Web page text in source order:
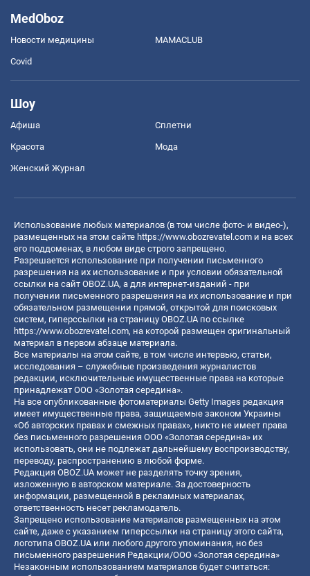
MedOboz
Новости медицины MAMACLUB
Covid
Шоу
Афиша Сплетни
Красота Мода
Женский Журнал
Использование любых материалов (в том числе фото- и видео-),
размещенных на этом сайте https://www.obozrevatel.com и на всех
его поддоменах, в любом виде строго запрещено.
Разрешается использование при получении письменного
разрешения на их использование и при условии обязательной
ссылки на сайт OBOZ.UA, а для интернет-изданий - при
получении письменного разрешения на их использование и при
обязательном размещении прямой, открытой для поисковых
систем, гиперссылки на страницу OBOZ.UA по ссылке
https://www.obozrevatel.com, на которой размещен оригинальный
материал в первом абзаце материала.
Все материалы на этом сайте, в том числе интервью, статьи,
исследования – служебные произведения журналистов
редакции, исключительные имущественные права на которые
принадлежат ООО «Золотая середина».
На все опубликованные фотоматериалы Getty Images редакция
имеет имущественные права, защищаемые законом Украины
«Об авторских правах и смежных правах», никто не имеет права
без письменного разрешения ООО «Золотая середина» их
использовать, они не подлежат дальнейшему воспроизводству,
переводу, распространению в любой форме.
Редакция OBOZ.UA может не разделять точку зрения,
изложенную в авторском материале. За достоверность
информации, размещенной в рекламных материалах,
ответственность несет рекламодатель.
Запрещено использование материалов размещенных на этом
сайте, даже с указанием гиперссылки на страницу этого сайта,
логотипа OBOZ.UA или любого другого упоминания, но без
письменного разрешения Редакции/ООО «Золотая середина»
Незаконным использованием материалов будет считаться: